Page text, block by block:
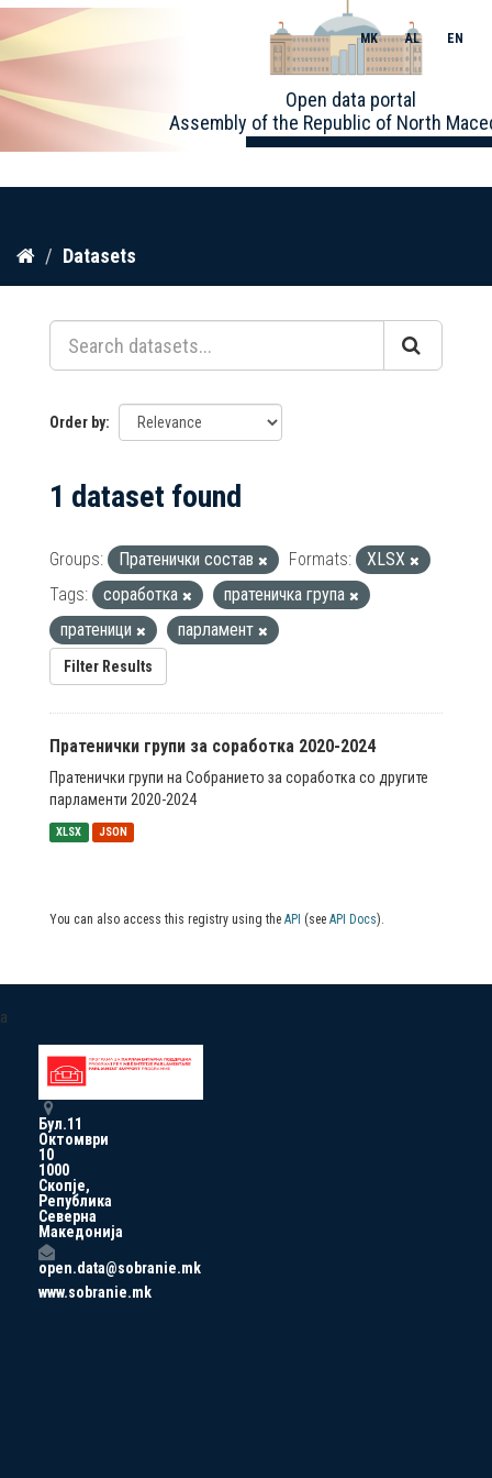
Skip
content
Open data portal
Assembly of the Republic of North
MK AL EN
Datasets
Order by
1 dataset found
Groups: Пратенички состав Formats:
XLSX
Tags:
соработка
пратеничка група
пратеници
парламент
Filter Results
Пратенички групи за соработка 2020-2024
Пратенички групи на Собранието за соработка со другите
парламенти 2020-2024
XLSX JSON
You can also access this registry using the API (see API Docs).
a
Бул.11
Октомври
10
1000
Скопје,
Република
Северна
Македонија
open.data@sobranie.mk
www.sobranie.mk